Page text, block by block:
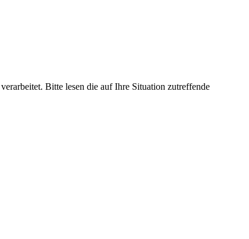
Bitte lesen die auf Ihre Situation zutreffende